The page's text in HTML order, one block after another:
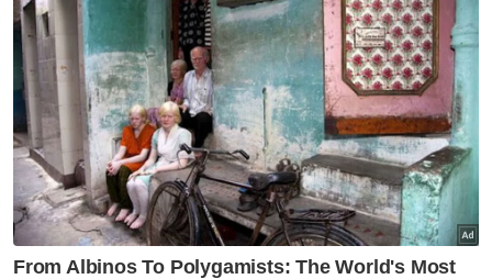
"Menjunjung kasih Duli Yang Amat Mulia Tunku
Mahkota Ismail, Pemangku Sultan Johor yang
sentiasa memberikan sokongan dan nasihat
dalam memastikan fokus yang berterusan
terhadap pembangunan ekonomi negeri, demi
kemajuan dan kesejahteraan Bangsa Johor, "
katanya.